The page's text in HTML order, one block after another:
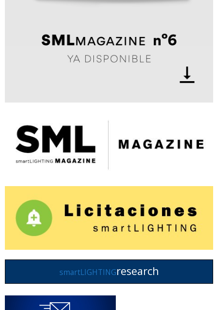
smartLIGHTINGresearch